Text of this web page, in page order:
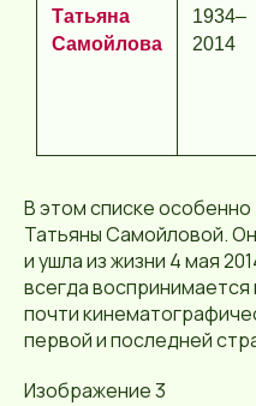
Татьяна
Самойлова
1934–
2014
В этом списке
Татьяны Самойловой.
и ушла из жизни 4 мая
всегда воспринимается
почти
первой и последней
Изображение 3